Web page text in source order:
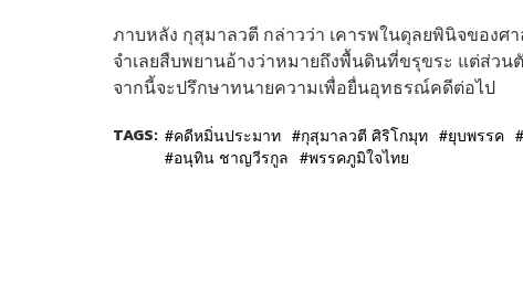
ภาบหลัง กุสุมาลวตี กล่าวว่า เคารพในดุลยพินิจของศ
จำเลยสืบพยานอ้างว่าหมายถึงพื้นดินที่ขรุขระ แต่ส่ว
จากนี้จะปรึกษาทนายความเพื่อยื่นอุทธรณ์คดีต่อไป
TAGS: คดีหมิ่นประมาท กุสุมาลวตี ศิริโกมุท ยุบพรรค
อนุทิน ชาญวีรกูล
พรรคภูมิใจไทย